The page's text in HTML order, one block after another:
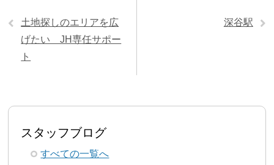
土地探しのエリアを広
げたい JH専任サポー
ト
深谷駅
スタッフブログ
すべての一覧へ